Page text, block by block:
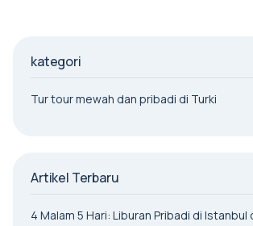
kategori
Tur tour mewah dan pribadi di Turki
Artikel Terbaru
4 Malam 5 Hari: Liburan Pribadi di Istanbul